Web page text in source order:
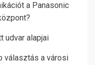
a Panasonic
udvar alapjai
választás a városi